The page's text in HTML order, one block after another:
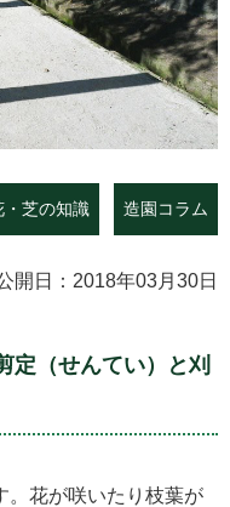
・芝の知識 造園コラム
日：2018年03月30日
定（せんてい）と刈
。花が咲いたり枝葉が